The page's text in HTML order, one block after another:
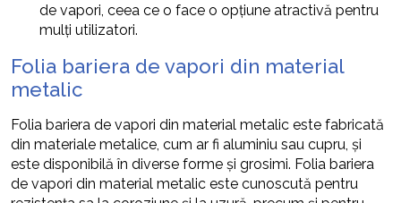
de vapori, ceea ce o face o opțiune atractivă pentru
mulți utilizatori.
Folia bariera de vapori din material
metalic
Folia bariera de vapori din material metalic este fabricată
din materiale metalice, cum ar fi aluminiu sau cupru, și
este disponibilă în diverse forme și grosimi. Folia bariera
de vapori din material metalic este cunoscută pentru